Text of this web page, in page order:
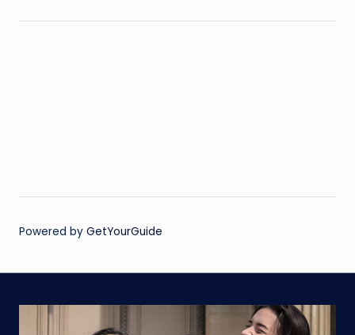
Powered by GetYourGuide